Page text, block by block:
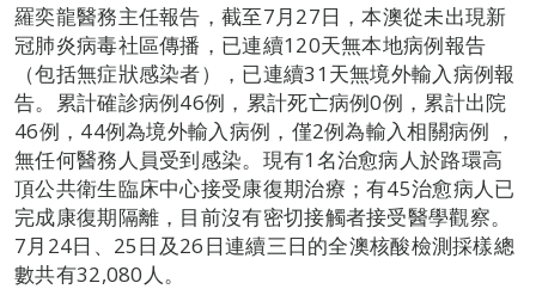
羅奕龍醫務主任報告，截至7月27日，本澳從未出現新
冠肺炎病毒社區傳播，已連續120天無本地病例報告
（包括無症狀感染者），已連續31天無境外輸入病例報
告。累計確診病例46例，累計死亡病例0例，累計出院
46例，44例為境外輸入病例，僅2例為輸入相關病例 ，
無任何醫務人員受到感染。現有1名治愈病人於路環高
頂公共衛生臨床中心接受康復期治療；有45治愈病人已
完成康復期隔離，目前沒有密切接觸者接受醫學觀察。
7月24日、25日及26日連續三日的全澳核酸檢測採樣總
數共有32,080人。